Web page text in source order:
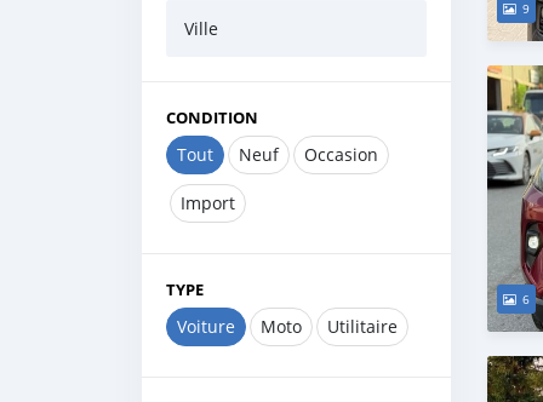
Ville
CONDITION
Tout Neuf Occasion
Import
TYPE
Voiture Moto Utilitaire
9
6